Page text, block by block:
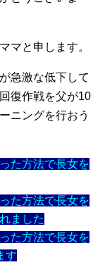
マと申します。
急激な低下して
復作戦を父が10
ニングを行おう
た方法で長女を
た方法で長女を
ました
た方法で長女を
す